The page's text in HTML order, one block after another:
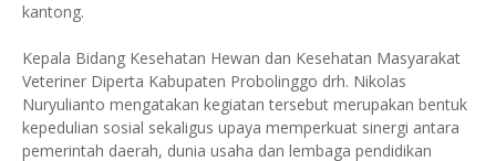
kantong.
Kepala Bidang Kesehatan Hewan dan Kesehatan Masyarakat
Veteriner Diperta Kabupaten Probolinggo drh. Nikolas
Nuryulianto mengatakan kegiatan tersebut merupakan bentuk
kepedulian sosial sekaligus upaya memperkuat sinergi antara
pemerintah daerah, dunia usaha dan lembaga pendidikan